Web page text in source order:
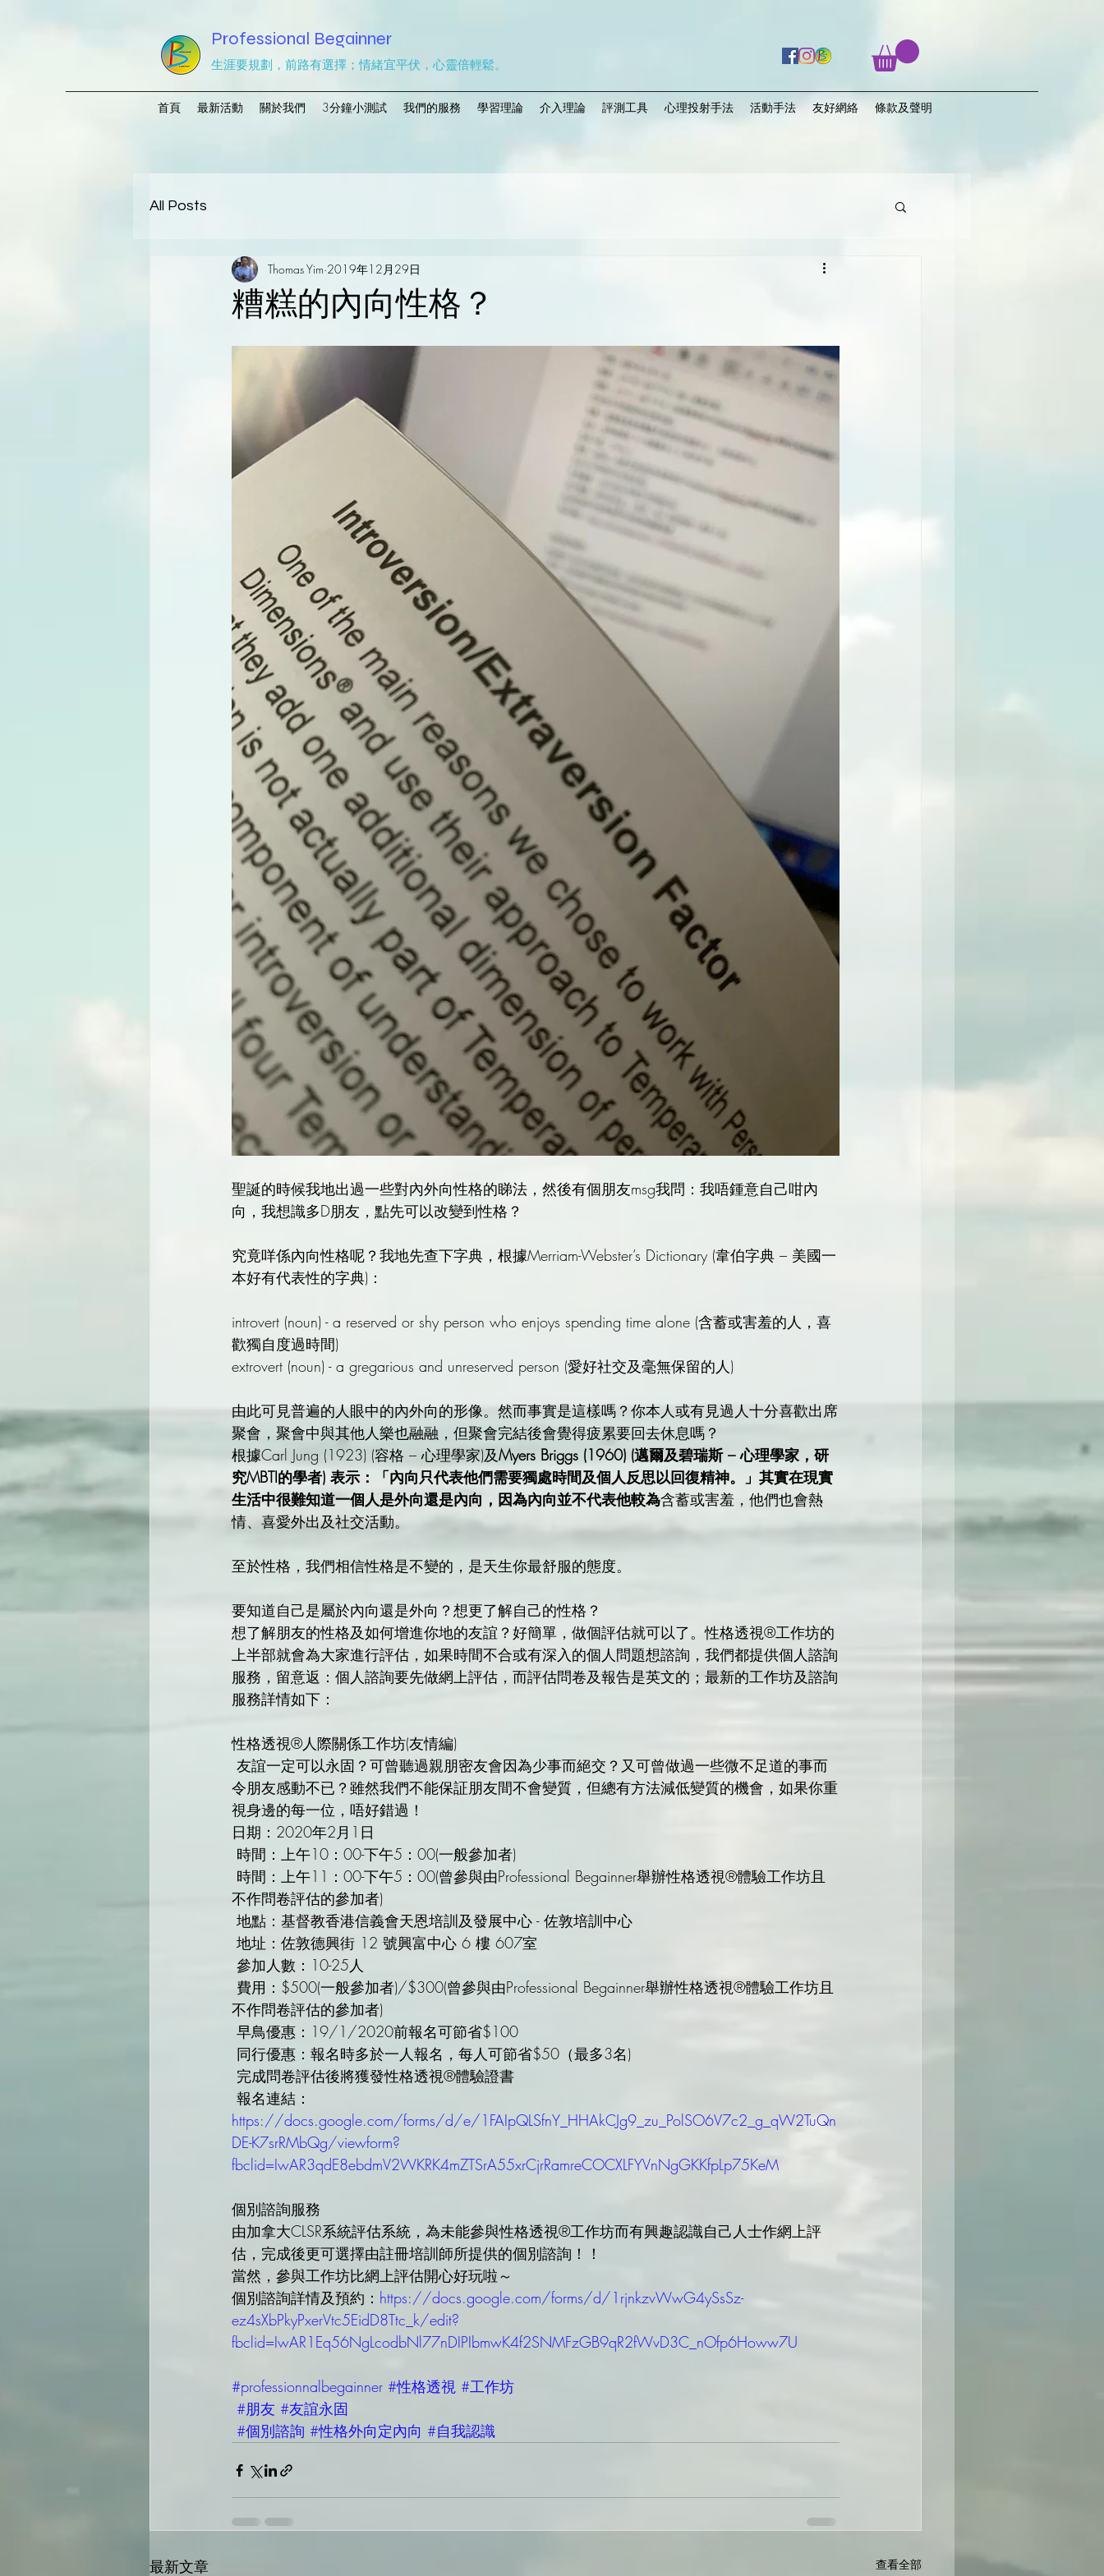
Professional Begainner
生涯要規劃，前路有選擇；情緒宜平伏，心靈倍輕鬆。
首頁 最新活動 關於我們 3分鐘小測試 我們的服務 學習理論 介入理論 評測工具 心理投射手法 活動手法 友好網絡 條款及聲明
All Posts
糟糕的內向性格？
Thomas Yim 2019年12月29日
聖誕的時候我地出過一些對內外向性格的睇法，然後有個朋友msg我問：我唔鍾意自己咁內
向，我想識多D朋友，點先可以改變到性格？
究竟咩係內向性格呢？我地先查下字典，根據Merriam-Webster’s Dictionary (韋伯字典 – 美國一
本好有代表性的字典)：
introvert (noun) - a reserved or shy person who enjoys spending time alone (含蓄或害羞的人，喜
歡獨自度過時間)
extrovert (noun) - a gregarious and unreserved person (愛好社交及毫無保留的人)
由此可見普遍的人眼中的內外向的形像。然而事實是這樣嗎？你本人或有見過人十分喜歡出席
聚會，聚會中與其他人樂也融融，但聚會完結後會覺得疲累要回去休息嗎？
根據Carl Jung (1923) (容格 – 心理學家)及Myers Briggs (1960) (邁爾及碧瑞斯 – 心理學家，研
究MBTI的學者) 表示：「內向只代表他們需要獨處時間及個人反思以回復精神。」其實在現實
生活中很難知道一個人是外向還是內向，因為內向並不代表他較為含蓄或害羞，他們也會熱
情、喜愛外出及社交活動。
至於性格，我們相信性格是不變的，是天生你最舒服的態度。
要知道自己是屬於內向還是外向？想更了解自己的性格？
想了解朋友的性格及如何增進你地的友誼？好簡單，做個評估就可以了。性格透視®工作坊的
上半部就會為大家進行評估，如果時間不合或有深入的個人問題想諮詢，我們都提供個人諮詢
服務，留意返：個人諮詢要先做網上評估，而評估問卷及報告是英文的；最新的工作坊及諮詢
服務詳情如下：
性格透視®人際關係工作坊(友情編)
令朋友感動不已？雖然我們不能保証朋友間不會變質，但總有方法減低變質的機會，如果你重
視身邊的每一位，唔好錯過！
日期：2020年2月1日
時間：上午10：00-下午5：00(一般參加者)
不作問卷評估的參加者)
地點：基督教香港信義會天恩培訓及發展中心 - 佐敦培訓中心
地址：佐敦德興街 12 號興富中心 6 樓 607室
參加人數：10-25人
不作問卷評估的參加者)
早鳥優惠：19/1/2020前報名可節省$100
同行優惠：報名時多於一人報名，每人可節省$50（最多3名)
完成問卷評估後將獲發性格透視®體驗證書
報名連結：
https://docs.google.com/forms/d/e/1FAIpQLSfnY_HHAkCJg9_zu_PolSO6V7c2_g_qW2TuQn
DE-K7srRMbQg/viewform?
fbclid=IwAR3qdE8ebdmV2WKRK4mZTSrA55xrCjrRamreCOCXLFYVnNgGKKfpLp75KeM
個別諮詢服務
由加拿大CLSR系統評估系統，為未能參與性格透視®️工作坊而有興趣認識自己人士作網上評
估，完成後更可選擇由註冊培訓師所提供的個別諮詢！！
當然，參與工作坊比網上評估開心好玩啦～
個別諮詢詳情及預約： https://docs.google.com/forms/d/1rjnkzvWwG4ySsSz-
ez4sXbPkyPxerVtc5EidD8Ttc_k/edit?
fbclid=IwAR1Eq56NgLcodbNl77nDIPIbmwK4f2SNMFzGB9qR2fWvD3C_nOfp6Howw7U
#professionnalbegainner #性格透視 #工作坊
#朋友 #友誼永固
#個別諮詢 #性格外向定內向 #自我認識
最新文章 查看全部